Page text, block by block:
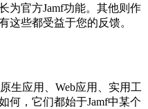
为官方Jamf功能。其他则作
这些都受益于您的反馈。
生应用、Web应用、实用工
何，它们都始于Jamf中某个